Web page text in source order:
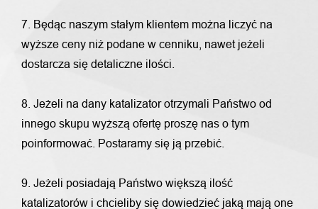
7. Będąc naszym stałym klientem można liczyć na
wyższe ceny niż podane w cenniku, nawet jeżeli
dostarcza się detaliczne ilości.
8. Jeżeli na dany katalizator otrzymali Państwo od
innego skupu wyższą ofertę proszę nas o tym
poinformować. Postaramy się ją przebić.
9. Jeżeli posiadają Państwo większą ilość
katalizatorów i chcieliby się dowiedzieć jaką mają one